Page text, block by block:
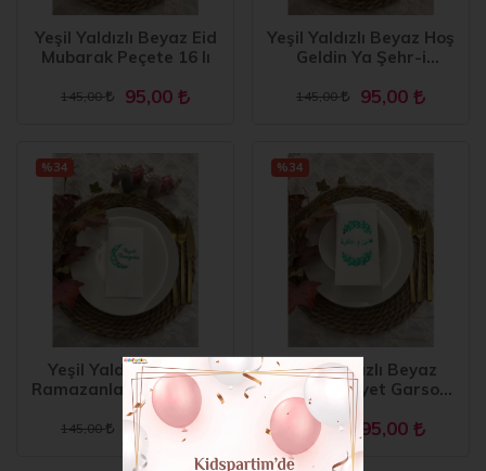
Yeşil Yaldızlı Beyaz Eid
Mubarak Peçete 16 lı
145,00 95,00
Yeşil Yaldızlı Beyaz Hoş
Geldin Ya Şehr-i
145,00 95,00
Yeşil Yaldızlı Hayırlı
Ramazanlar Ay Desenli
16 lı Beyaz Renkli Kağıt
Peçete
145,00 95,00
%34
Yeşil Yaldızlı Beyaz
Arapça Afiyet Garson
Katlama Peçete 16 lı
145,00 95,00
%34